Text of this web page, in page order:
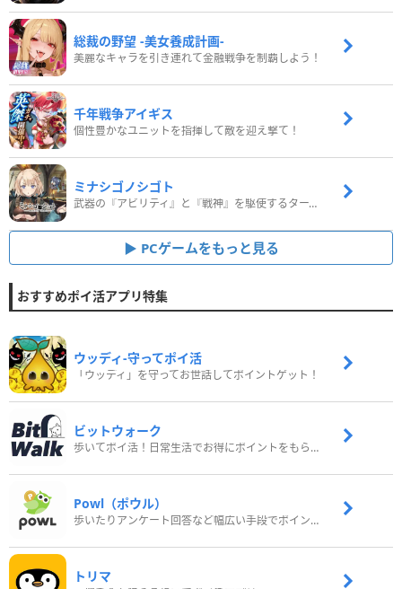
総裁の野望 -美女養成計画-
美麗なキャラを引き連れて金融戦争を制覇しよう！
千年戦争アイギス
個性豊かなユニットを指揮して敵を迎え撃て！
ミナシゴノシゴト
武器の『アビリティ』と『戦神』を駆使するターン制コマンドバトルRPG！
PCゲームをもっと見る
おすすめポイ活アプリ特集
ウッディ‐守ってポイ活
「ウッディ」を守ってお世話してポイントゲット！
ビットウォーク
歩いてポイ活！日常生活でお得にポイントをもらおう
Powl（ポウル）
歩いたりアンケート回答など幅広い手段でポイントをゲット
トリマ